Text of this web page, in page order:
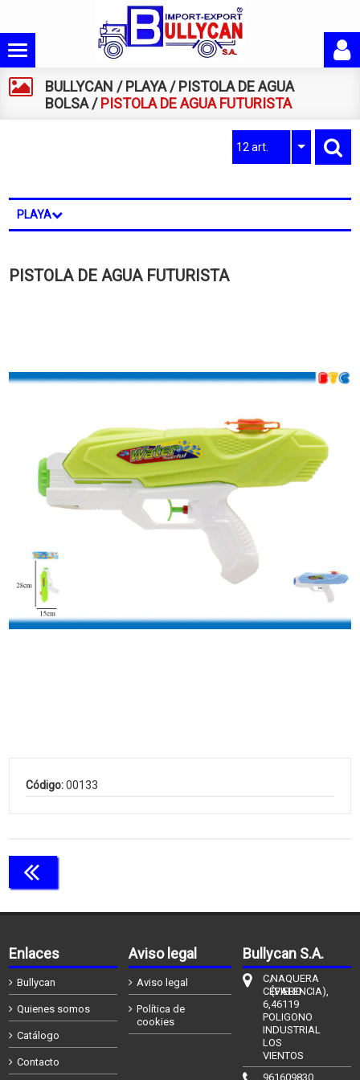
BULLYCAN /PLAYA/PISTOLA DE AGUA
BOLSA/PISTOLA DE AGUA FUTURISTA
12 art.
PLAYA
PISTOLA DE AGUA FUTURISTA
Código:00133
Enlaces
Bullycan
Quienes somos
Catálogo
Contacto
Aviso legal
Aviso legal
Política de
cookies
Bullycan S.A.
C/
CÉFIERO
6,
POLIGONO
INDUSTRIAL
LOS
VIENTOS
NAQUERA
(VALENCIA),
46119
961609830